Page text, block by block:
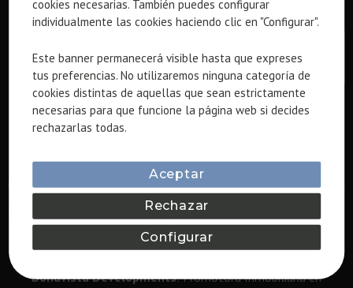
desarrolla viviendas de lujo en Barcelona y su costa. La
empresa se fundó en el año 2014, pero nace con más de 85
años de experiencia profesional.
Obra nueva en Barcelona con vistas al mar
Propiedades de lujo en Barcelona
CONTACTO
Bonavista Developments: Promotora Inmobiliaria en
cookies necesarias. También puedes configurar
individualmente las cookies haciendo clic en "Configurar".
Este banner permanecerá visible hasta que expreses
tus preferencias. No utilizaremos ninguna categoría de
cookies distintas de aquellas que sean estrictamente
necesarias para que funcione la página web si decides
rechazarlas todas.
Aceptar
Rechazar
Configurar